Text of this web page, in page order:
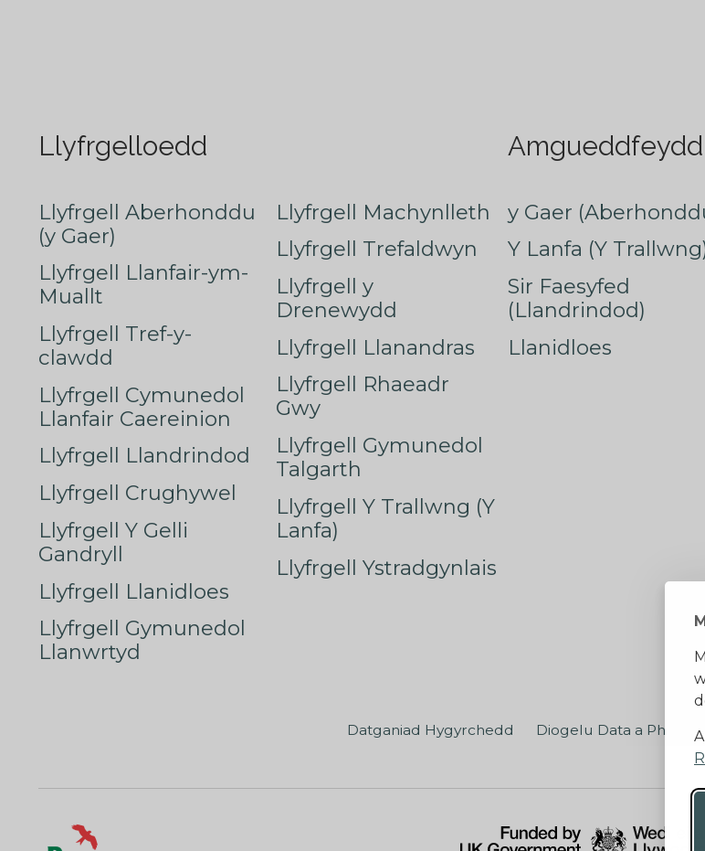
Llyfrgelloedd
Llyfrgell Aberhonddu
(y Gaer)
Llyfrgell Llanfair-ym-
Muallt
Llyfrgell Tref-y-
clawdd
Llyfrgell Cymunedol
Llanfair Caereinion
Llyfrgell Llandrindod
Llyfrgell Crughywel
Llyfrgell Y Gelli
Gandryll
Llyfrgell Llanidloes
Llyfrgell Gymunedol
Llanwrtyd
Llyfrgell Machynlleth
Llyfrgell Trefaldwyn
Llyfrgell y
Drenewydd
Llyfrgell Llanandras
Llyfrgell Rhaeadr
Gwy
Llyfrgell Gymunedol
Talgarth
Llyfrgell Y Trallwng (Y
Lanfa)
Llyfrgell Ystradgynlais
Amgueddfeydd
y Gaer
Y Lanfa (Y
Sir Faesyfed
(Llandrindod)
Llanidloes
Datganiad Hygyrchedd Diogelu Data a